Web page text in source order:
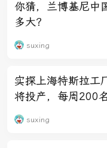
你猜，兰博基尼中
多大？
suxing
实探上海特斯拉工
将投产，每周200
suxing